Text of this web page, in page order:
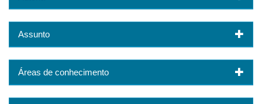
Assunto
Áreas de conhecimento